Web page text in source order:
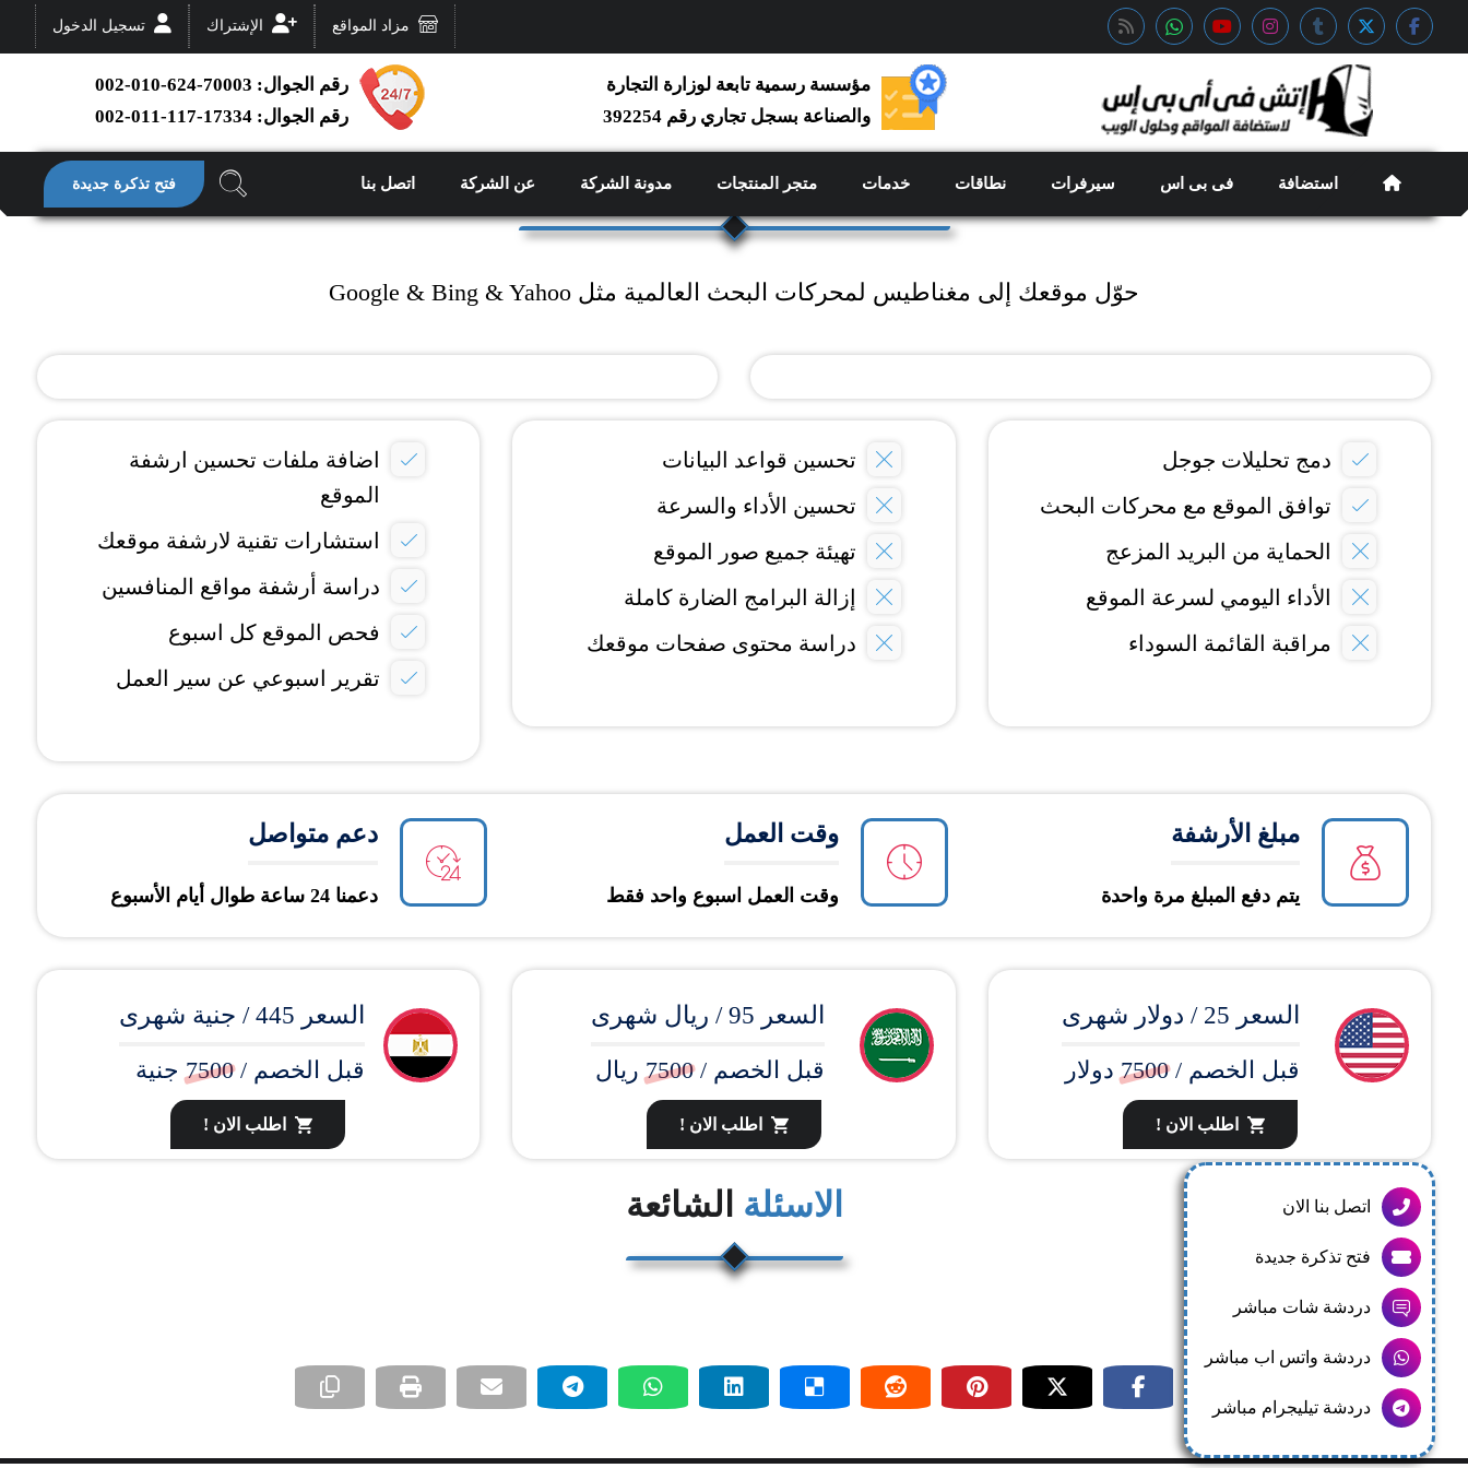
مزاد المواقع الإشتراك تسجيل الدخول
مؤسسة رسمية تابعة لوزارة التجارة
والصناعة بسجل تجاري رقم 392254
رقم الجوال: 70003-624-010-002
رقم الجوال: 17334-117-011-002
استضافة فى بى اس سيرفرات نطاقات خدمات متجر المنتجات مدونة الشركة عن الشركة اتصل بنا فتح تذكرة جديدة باقة دعم فنيووردبريس صغير
حوّل موقعك إلى مغناطيس لمحركات البحث العالمية مثل Google & Bing & Yahoo
دمج تحليلات جوجل
توافق الموقع مع محركات البحث
الحماية من البريد المزعج
الأداء اليومي لسرعة الموقع
مراقبة القائمة السوداء
تحسين قواعد البيانات
تحسين الأداء والسرعة
تهيئة جميع صور الموقع
إزالة البرامج الضارة كاملة
دراسة محتوى صفحات موقعك
اضافة ملفات تحسين ارشفة
الموقع
استشارات تقنية لارشفة موقعك
دراسة أرشفة مواقع المنافسين
فحص الموقع كل اسبوع
تقرير اسبوعي عن سير العمل
مبلغ الأرشفة
يتم دفع المبلغ مرة واحدة
وقت العمل
وقت العمل اسبوع واحد فقط
دعم متواصل
دعمنا 24 ساعة طوال أيام الأسبوع
السعر 25 / دولار شهرى
قبل الخصم /7500دولار
اطلب الان !
السعر 95 / ريال شهرى
قبل الخصم /7500ريال
اطلب الان !
السعر 445 / جنية شهرى
قبل الخصم /7500جنية
اطلب الان !
الاسئلة الشائعة اتصل بنا الان
فتح تذكرة جديدة
دردشة شات مباشر
دردشة واتس اب مباشر
دردشة تيليجرام مباشر